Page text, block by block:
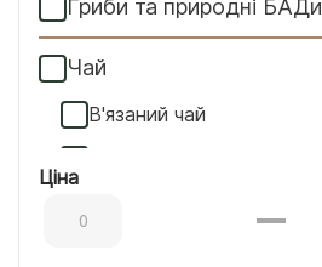
Гриби та природні БАДи
Чай
В'язаний чай
Ціна